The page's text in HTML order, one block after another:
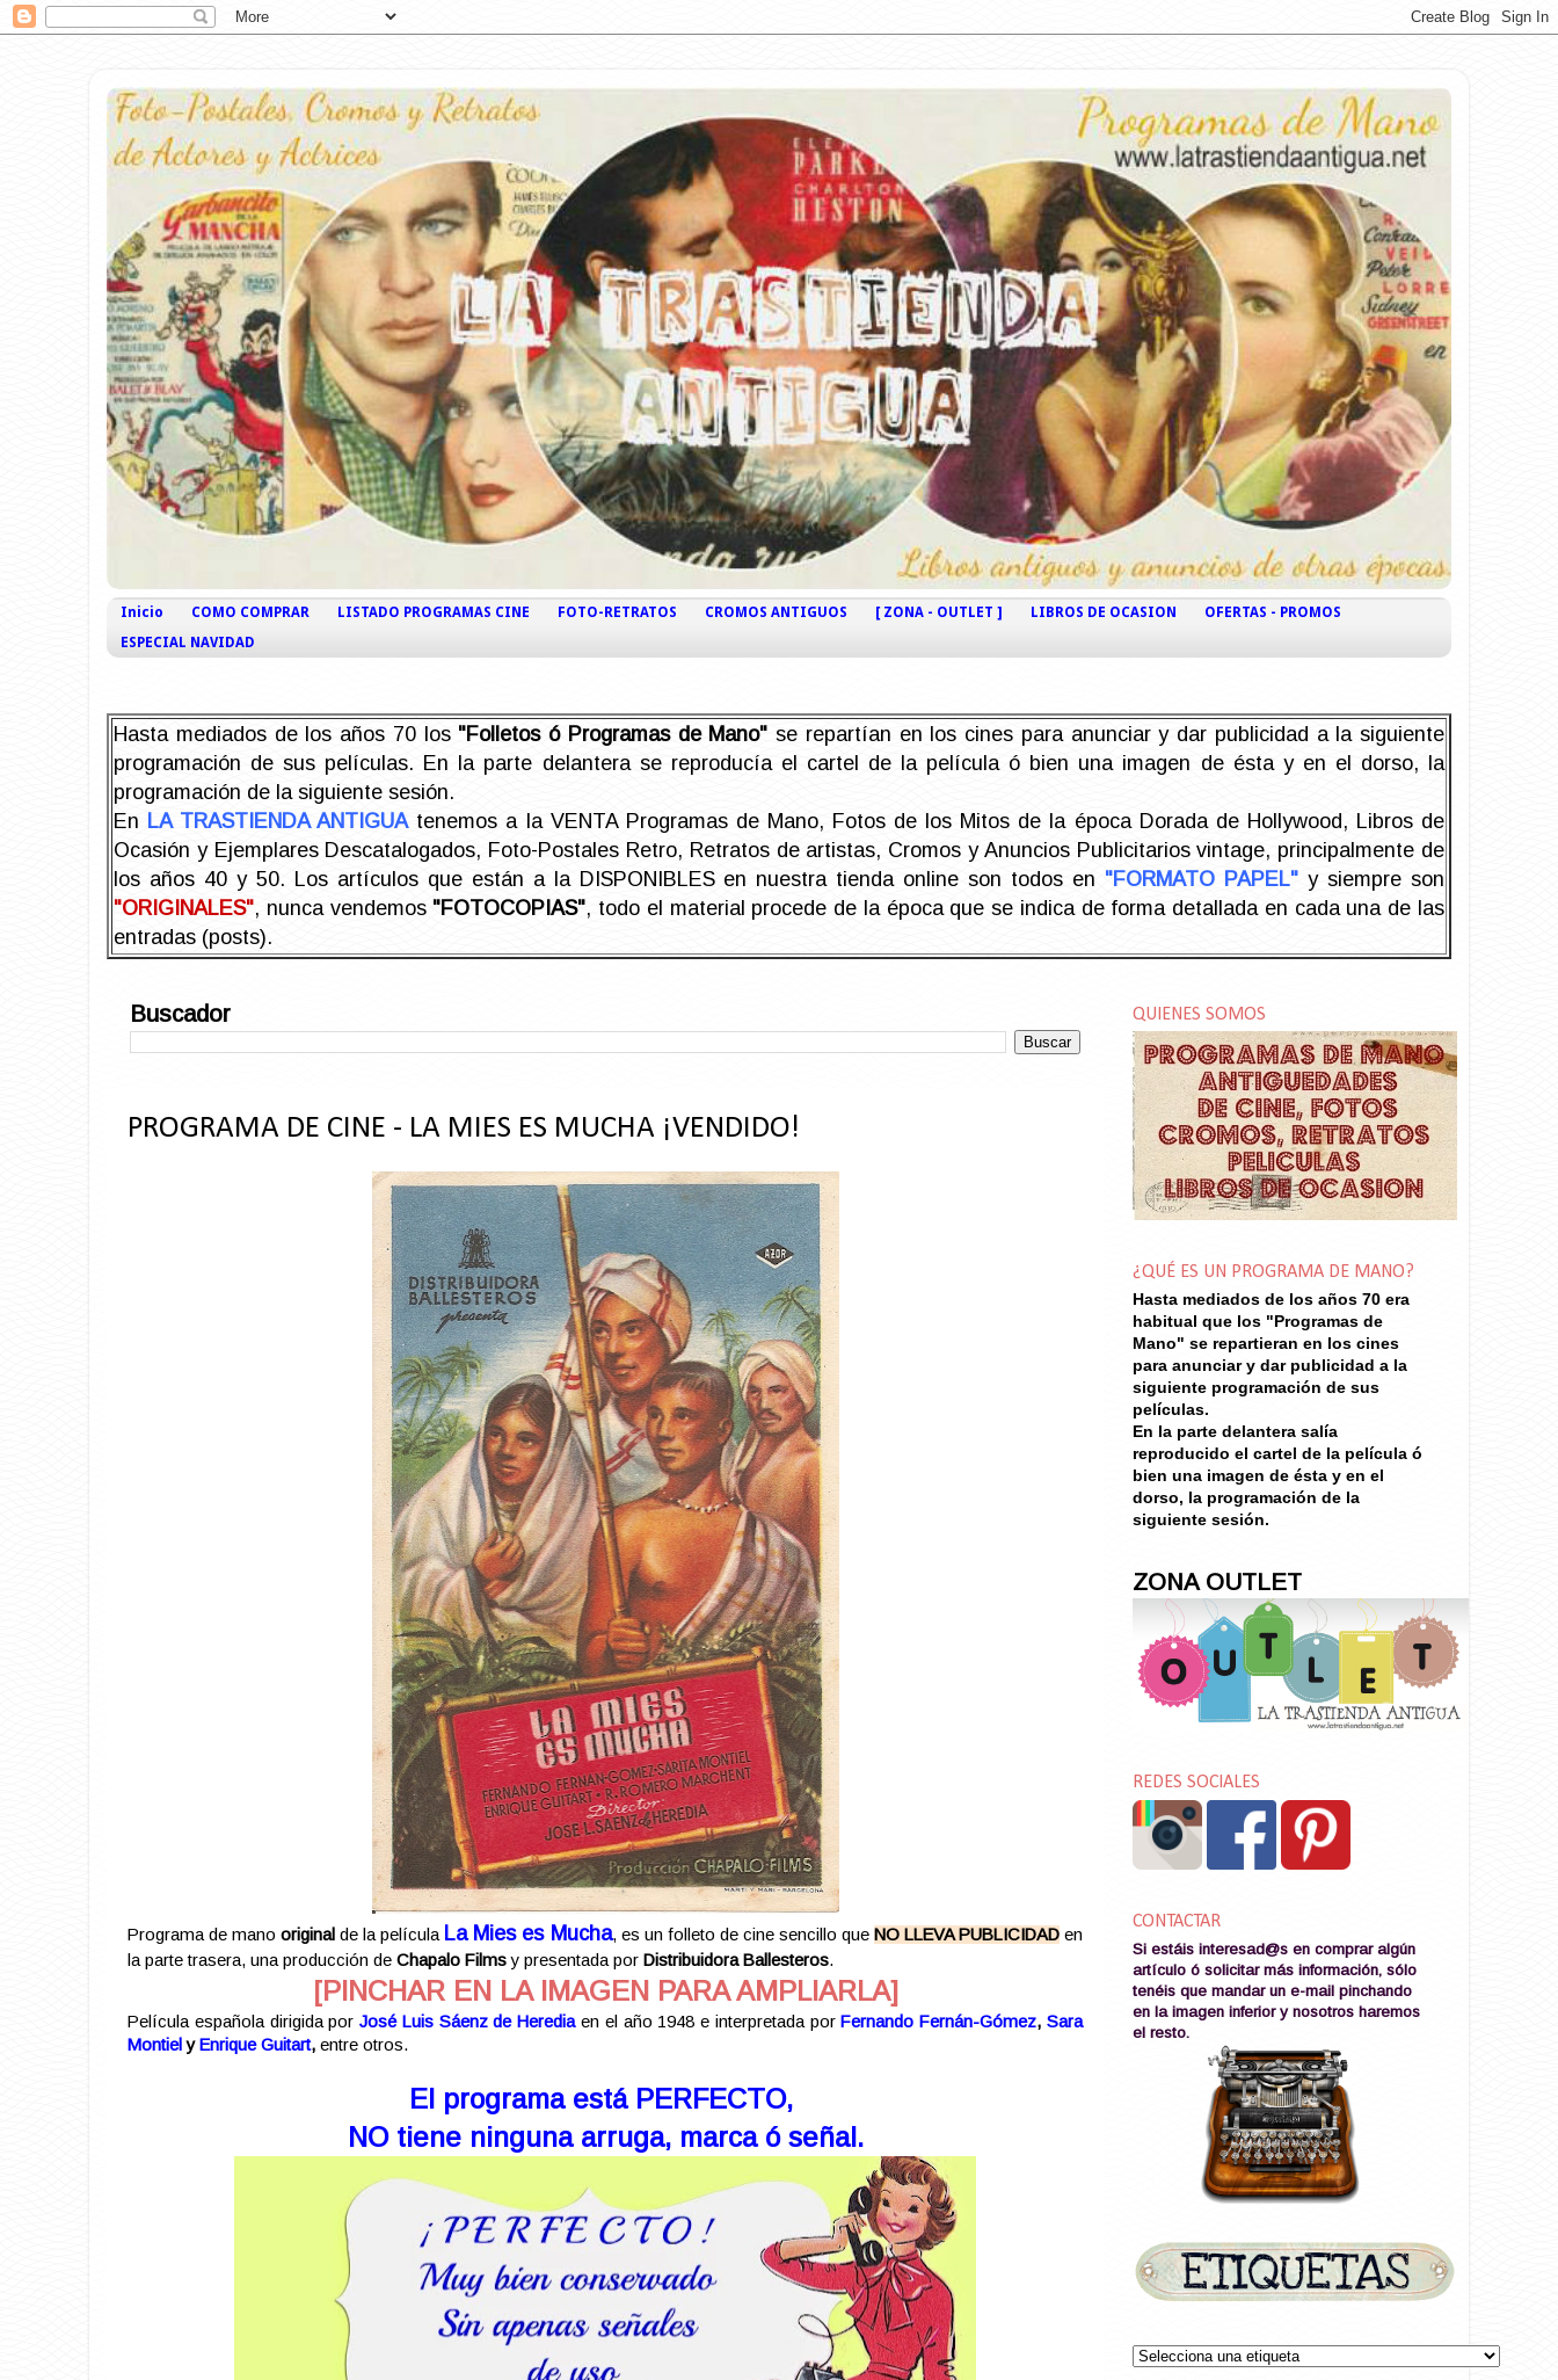
Inicio COMO COMPRAR LISTADO PROGRAMAS CINE FOTO-RETRATOS CROMOS ANTIGUOS [ ZONA - OUTLET ] LIBROS DE OCASION
OFERTAS - PROMOS
ESPECIAL NAVIDAD
Hasta mediados de los años 70 los "Folletos ó Programas de Mano" se repartían en los cines para anunciar y dar publicidad a la siguiente
programación de sus películas. En la parte delantera se reproducía el cartel de la película ó bien una imagen de ésta y en el dorso, la
programación de la siguiente sesión.
En LA TRASTIENDA ANTIGUAtenemos a la VENTA Programas de Mano, Fotos de los Mitos de la época Dorada de Hollywood, Libros de
Ocasión y Ejemplares Descatalogados, Foto-Postales Retro, Retratos de artistas, Cromos y Anuncios Publicitarios vintage, principalmente de
los años 40 y 50. Los artículos que están a la DISPONIBLES en nuestra tienda online son todos en "FORMATO PAPEL" y siempre son
"ORIGINALES", nunca vendemos "FOTOCOPIAS", todo el material procede de la época que se indica de forma detallada en cada una de las
entradas (posts).
Buscador
PROGRAMA DE CINE - LA MIES ES MUCHA ¡VENDIDO!
Programa de manooriginal de la película La Mies es Mucha, es un folleto de cine sencillo que NO LLEVA PUBLICIDAD en
la parte trasera, una producción de Chapalo Filmsy presentada por Distribuidora Ballesteros.
[PINCHAR EN LA IMAGEN PARA AMPLIARLA]
Película española dirigida porJosé Luis Sáenz de Herediaen el año 1948 e interpretada porFernando Fernán-Gómez,Sara
Montiel yEnrique Guitart, entre otros.
El programa está PERFECTO,
NO tiene ninguna arruga, marca ó señal.
QUIENES SOMOS
¿QUÉ ES UN PROGRAMA DE MANO?
Hasta mediados de los años 70 era
habitual que los "Programas de
Mano" se repartieran en los cines
para anunciar y dar publicidad a la
siguiente programación de sus
películas.
En la parte delantera salía
reproducido el cartel de la película ó
bien una imagen de ésta y en el
dorso, la programación de la
siguiente sesión.
ZONA OUTLET
REDES SOCIALES
CONTACTAR
Si estáis interesad@s en comprar algún
artículo ó solicitar más información, sólo
tenéis que mandar un e-mail pinchando
en la imagen inferior y nosotros haremos
el resto.